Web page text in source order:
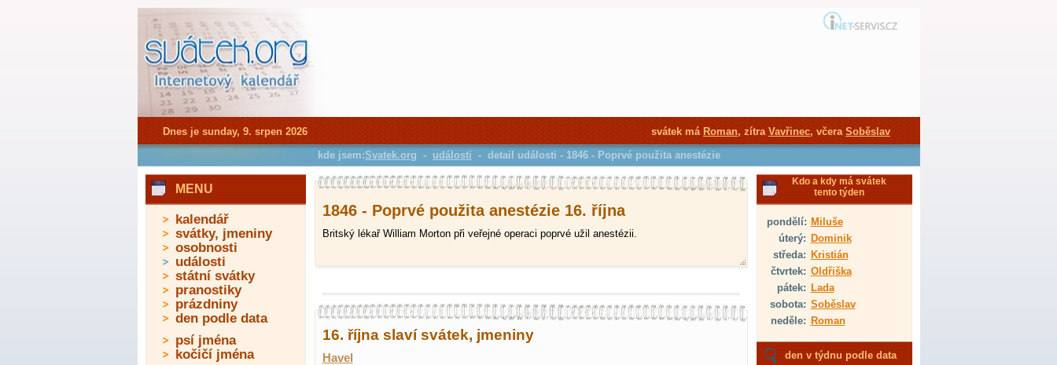
1846 - Poprvé použita anestézie 16. října
Britský lékař William Morton při veřejné operaci poprvé užil anestézii.
16. října slaví svátek, jmeniny
Havel
Kdo a kdy má svátek
tento týden
pondělí: Miluše
úterý: Dominik
středa: Kristián
čtvrtek: Oldřiška
pátek: Lada
sobota: Soběslav
neděle: Roman
den v týdnu podle data
MENU
kalendář
svátky, jmeniny
osobnosti
události
státní svátky
pranostiky
prázdniny
den podle data
psí jména
kočičí jména
Dnes je sunday, 9. srpen 2026 svátek má Roman, zítra Vavřinec, včera Soběslav
kde jsem:Svatek.org - události - detail události - 1846 - Poprvé použita anestézie